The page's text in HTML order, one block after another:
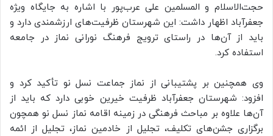
حجت‌الاسلام و المسلمین علی عرب‌پور با اشاره به جایگاه ویژه
جعفرآباد اظهار داشت: این شهرستان ظرفیت‌های ارزشمندی دارد و
باید از آن‌ها در راستای ترویج فرهنگ نورانی نماز در جامعه
استفاده کرد.
وی همچنین بر پشتیبانی از نماز جماعت نسل نو تأکید کرد و
افزود: شهرستان جعفرآباد ظرفیت خیرین خوبی دارد که باید از
آن‌ها علاوه بر مباحث فرهنگی در زمینه اقامه نماز نسل نو همچون
برگزاری جشن‌های تکلیف، تجلیل از خادمین نماز، تجلیل از ائمه